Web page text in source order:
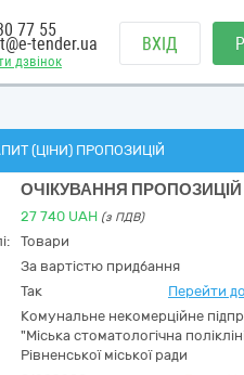
дзвінок
77 55
tender.ua ВХІД
(ЦІНИ) ПРОПОЗИЦІЙ
ОЧІКУВАННЯ ПРОПОЗИЦІЙ
27 740 UAH (з ПДВ)
Товари
За вартістю придбання
Так Перейти
Комунальне некомерційне
"Міська стоматологічна
Рівненської міської ради